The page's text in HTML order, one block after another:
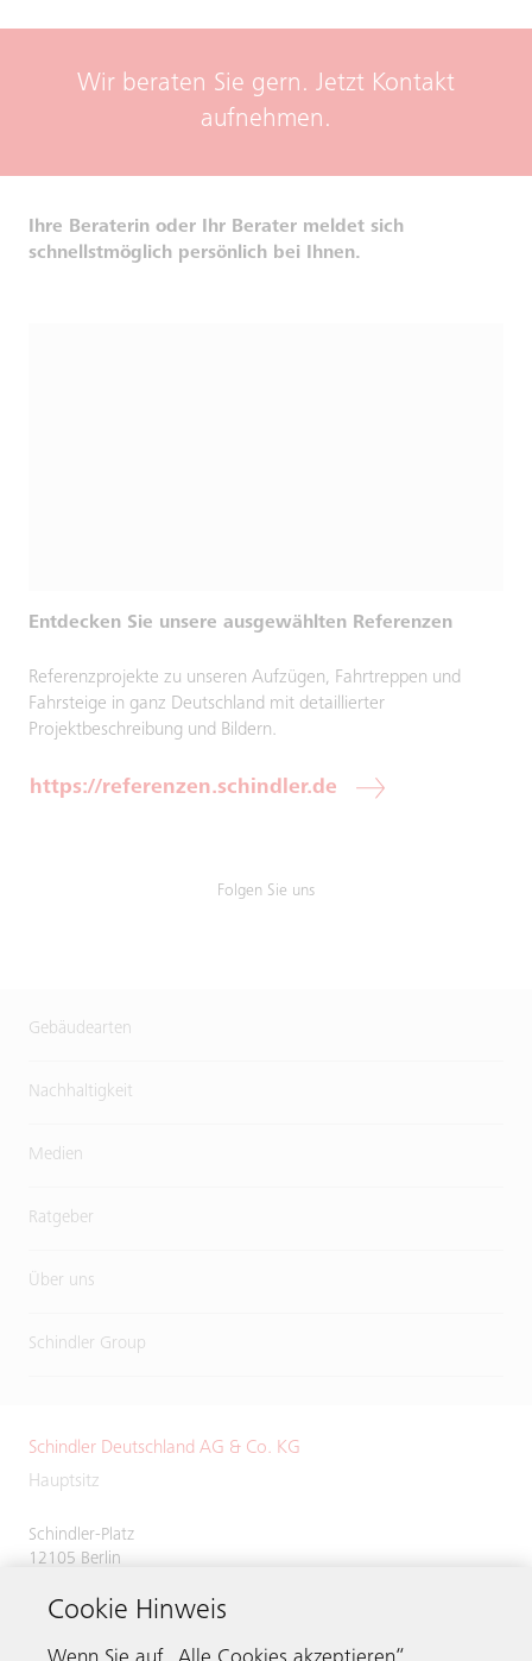
Wir beraten Sie gern. Jetzt Kontakt
aufnehmen.
Ihre Beraterin oder Ihr Berater meldet sich
schnellstmöglich persönlich bei Ihnen.
Entdecken Sie unsere ausgewählten Referenzen
Referenzprojekte zu unseren Aufzügen, Fahrtreppen und
Fahrsteige in ganz Deutschland mit detaillierter
Projektbeschreibung und Bildern.
https://referenzen.schindler.de
Folgen Sie uns
Gebäudearten
Nachhaltigkeit
Medien
Ratgeber
Über uns
Schindler Group
Schindler Deutschland AG & Co. KG
Hauptsitz
Schindler-Platz
12105 Berlin
Telefax 030 7029 2620
Cookie Hinweis